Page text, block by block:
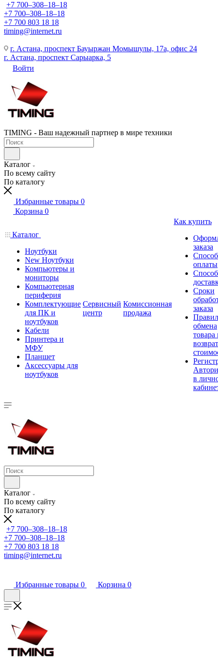
+7 700‒308‒18‒18
+7 700‒308‒18‒18
+7 700 803 18 18
timing@internet.ru
г. Астана, проспект Бауыржан Момышулы, 17а, офис 24
г. Астана, проспект Сарыарка, 5
Войти
TIMING - Ваш надежный партнер в мире техники
Каталог
По всему сайту
По каталогу
Избранные товары 0
Корзина 0
Каталог
Ноутбуки
New Ноутбуки
Компьютеры и
мониторы
Компьютерная
периферия
Комплектующие
для ПК и
ноутбуков
Кабели
Принтера и
МФУ
Планшет
Аксессуары для
ноутбуков
Сервисный
центр
Комиссионная
продажа
Как купить
заказа
оплаты
Сроки
заказа
обмена
товара
в
Каталог
По всему сайту
По каталогу
+7 700‒308‒18‒18
+7 700‒308‒18‒18
+7 700 803 18 18
timing@internet.ru
Избранные товары 0 Корзина 0